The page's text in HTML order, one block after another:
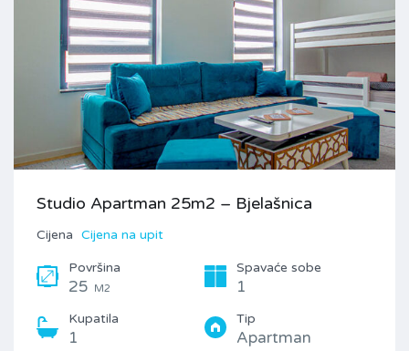
Studio Apartman 25m2 – Bjelašnica
Cijena Cijena na upit
Površina
25 M2
Spavaće sobe
1
Kupatila
1
Tip
Apartman